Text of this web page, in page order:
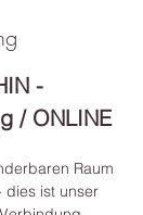
-
/ ONLINE
Raum
dies ist unser